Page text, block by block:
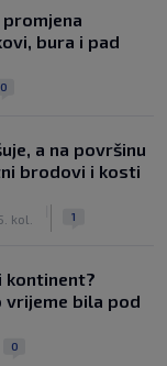
bura i pad
0
a na površinu
brodovi i kosti
kol. 1
kontinent?
vrijeme bila pod
0